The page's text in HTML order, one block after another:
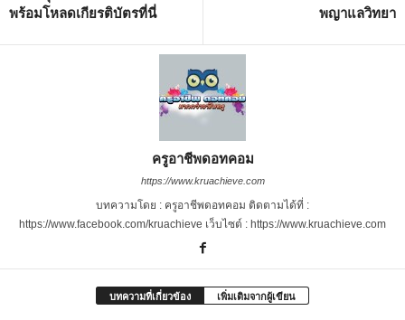
พร้อมโหลดเกียรติบัตรที่นี่
พญาแลวิทยา
ครูอาชีพดอทคอม
https://www.kruachieve.com
บทความโดย : ครูอาชีพดอทคอม ติดตามได้ที่ :
https://www.facebook.com/kruachieve เว็บไซต์ : https://www.kruachieve.com
บทความที่เกี่ยวข้อง เพิ่มเติมจากผู้เขียน